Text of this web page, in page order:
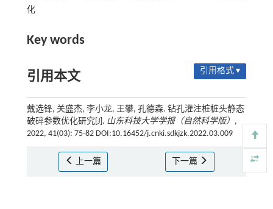
化
Key words
引用本文 引用格式 ▾
戴选锋, 关盛杰, 李小龙, 王攀, 孔德森. 钻孔灌注桩桩头静态
破碎参数优化研究[J]. 山东科技大学学报（自然科学版） ,
2022, 41(03): 75-82 DOI:10.16452/j.cnki.sdkjzk.2022.03.009
上一篇 下一篇